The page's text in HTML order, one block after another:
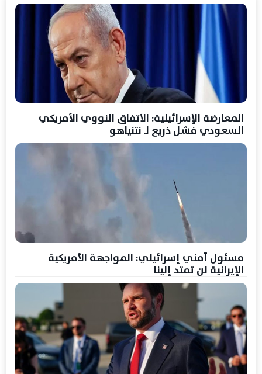
المعارضة الإسرائيلية: الاتفاق النووي الأمريكي
السعودي فشل ذريع لـ نتنياهو
مسئول أمني إسرائيلي: المواجهة الأمريكية
الإيرانية لن تمتد إلينا